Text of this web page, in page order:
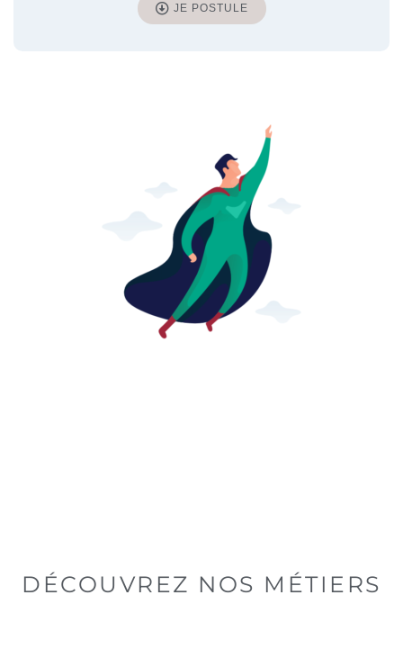
JE POSTULE
DÉCOUVREZ NOS MÉTIERS